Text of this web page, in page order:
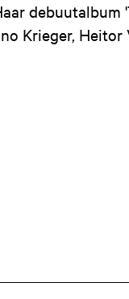
debuutalbum
Krieger,